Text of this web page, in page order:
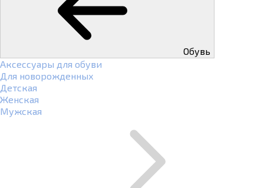
Обувь
Аксессуары для обуви
Для новорожденных
Детская
Женская
Мужская